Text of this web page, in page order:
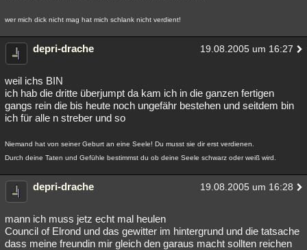
wer mich dick nicht mag hat mich schlank nicht verdient!
depri-drache 19.08.2005 um 16:27
weil ichs BIN
ich hab die dritte überjumpt da kam ich in die ganzen fertigen
gangs rein die bis heute noch ungefähr bestehen und seitdem bin
ich für alle n streber und so
Niemand hat von seiner Geburt an eine Seele! Du musst sie dir erst verdienen.
Durch deine Taten und Gefühle bestimmst du ob deine Seele schwarz oder weiß wird.
depri-drache 19.08.2005 um 16:28
mann ich muss jetz echt mal heulen
Council of Elrond und das gewitter im hintergrund und die tatsache
dass meine freundin mir gleich den garaus macht sollten reichen